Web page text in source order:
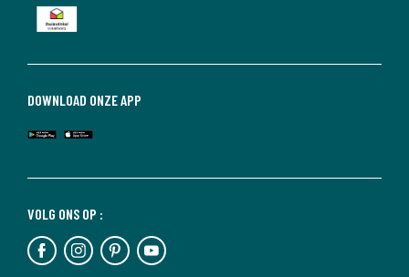
VOLG ONS OP :
DOWNLOAD ONZE APP